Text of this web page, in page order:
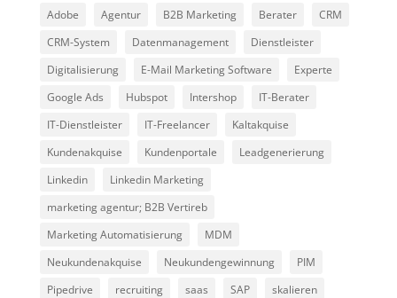
Adobe Agentur B2B Marketing Berater
CRM
CRM-System
Datenmanagement
Dienstleister
Digitalisierung
E-Mail Marketing Software
Experte
Google Ads
Hubspot Intershop
IT-Berater
IT-Dienstleister
IT-Freelancer
Kaltakquise
Kundenakquise
Kundenportale
Leadgenerierung
Linkedin
Linkedin Marketing
marketing agentur; B2B Vertireb
Marketing Automatisierung
MDM
Neukundenakquise
Neukundengewinnung
PIM
Pipedrive
recruiting saas SAP
skalieren